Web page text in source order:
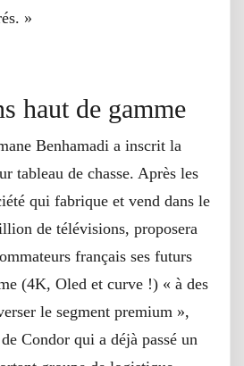
»
haut de gamme
Benhamadi a inscrit la
tableau de chasse. Après les
qui fabrique et vend dans le
de télévisions, proposera
français ses futurs
(4K, Oled et curve !) « à des
le segment premium »,
Condor qui a déjà passé un